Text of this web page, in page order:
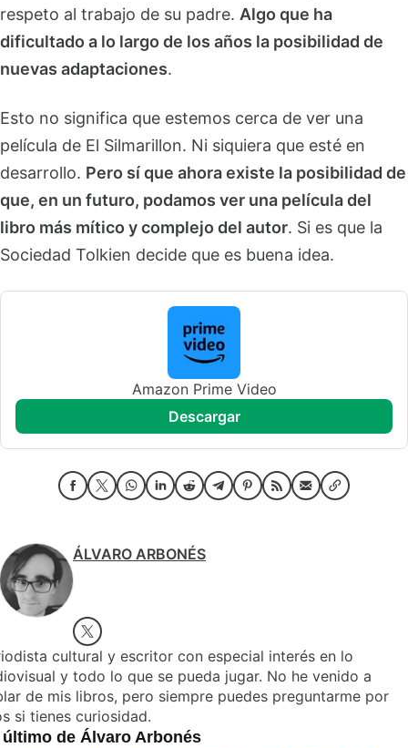
respeto al trabajo de su padre. Algo que ha
dificultado a lo largo de los años la posibilidad de
nuevas adaptaciones.
Esto no significa que estemos cerca de ver una
película de El Silmarillon. Ni siquiera que esté en
desarrollo. Pero sí que ahora existe la posibilidad de
que, en un futuro, podamos ver una película del
libro más mítico y complejo del autor. Si es que la
Sociedad Tolkien decide que es buena idea.
Amazon Prime Video
descargar
ÁLVARO ARBONÉS
cultural y escritor con especial interés en lo
y todo lo que se pueda jugar. No he venido a
de mis libros, pero siempre puedes preguntarme por
si tienes curiosidad.
de Álvaro Arbonés